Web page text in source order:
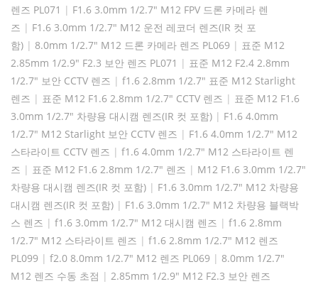
렌즈 PL071 | F1.6 3.0mm 1/2.7" M12 FPV 드론 카메라 렌
즈 | F1.6 3.0mm 1/2.7" M12 운전 레코더 렌즈(IR 컷 포
함) | 8.0mm 1/2.7" M12 드론 카메라 렌즈 PL069 | 표준 M12
2.85mm 1/2.9" F2.3 보안 렌즈 PL071 | 표준 M12 F2.4 2.8mm
1/2.7" 보안 CCTV 렌즈 | f1.6 2.8mm 1/2.7" 표준 M12 Starlight
렌즈 | 표준 M12 F1.6 2.8mm 1/2.7" CCTV 렌즈 | 표준 M12 F1.6
3.0mm 1/2.7" 차량용 대시캠 렌즈(IR 컷 포함) | F1.6 4.0mm
1/2.7" M12 Starlight 보안 CCTV 렌즈 | F1.6 4.0mm 1/2.7" M12
스타라이트 CCTV 렌즈 | f1.6 4.0mm 1/2.7" M12 스타라이트 렌
즈 | 표준 M12 F1.6 2.8mm 1/2.7" 렌즈 | M12 F1.6 3.0mm 1/2.7"
차량용 대시캠 렌즈(IR 컷 포함) | F1.6 3.0mm 1/2.7" M12 차량용
대시캠 렌즈(IR 컷 포함) | F1.6 3.0mm 1/2.7" M12 차량용 블랙박
스 렌즈 | f1.6 3.0mm 1/2.7" M12 대시캠 렌즈 | f1.6 2.8mm
1/2.7" M12 스타라이트 렌즈 | f1.6 2.8mm 1/2.7" M12 렌즈
PL099 | f2.0 8.0mm 1/2.7" M12 렌즈 PL069 | 8.0mm 1/2.7"
M12 렌즈 수동 초점 | 2.85mm 1/2.9" M12 F2.3 보안 렌즈